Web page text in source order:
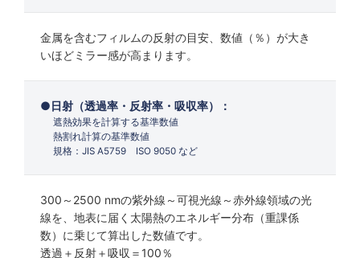
金属を含むフィルムの反射の目安、数値（％）が大き
いほどミラー感が高まります。
日射（透過率・反射率・吸収率）：
遮熱効果を計算する基準数値
熱割れ計算の基準数値
規格：JIS A5759 ISO 9050 など
300～2500 nmの紫外線～可視光線～赤外線領域の光
線を、地表に届く太陽熱のエネルギー分布（重課係
数）に乗じて算出した数値です。
透過＋反射＋吸収＝100％